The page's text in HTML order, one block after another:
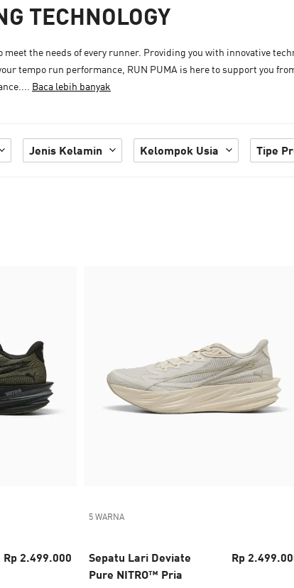
TECHNOLOGY
meet the needs of every runner. Providing you with innovative
tempo run performance, RUN PUMA is here to support you
Baca lebih banyak
Jenis Kelamin Kelompok Usia Tipe
Rp 2.499.000
5 WARNA
Sepatu Lari Deviate
Pure NITRO™ Pria
Rp